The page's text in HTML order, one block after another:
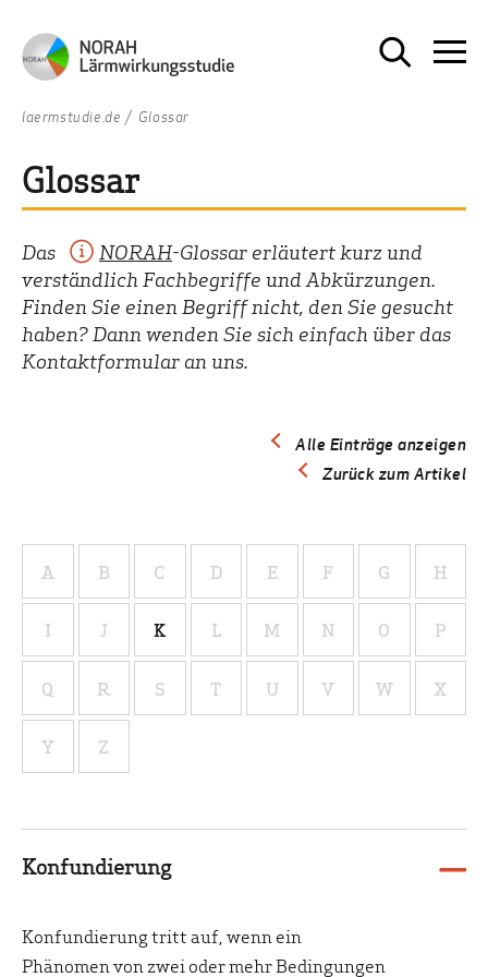
laermstudie.de Glossar
Glossar
Das NORAH-Glossar erläutert kurz und
verständlich Fachbegriffe und Abkürzungen.
Finden Sie einen Begriff nicht, den Sie gesucht
haben? Dann wenden Sie sich einfach über das
Kontaktformular an uns.
Alle Einträge anzeigen
Zurück zum Artikel
A B C D E F G H
I J K L M N O P
Q R S T U V W X
Y Z
Konfundierung
Konfundierungtritt auf, wenn ein
Phänomen von zwei oder mehr Bedingungen